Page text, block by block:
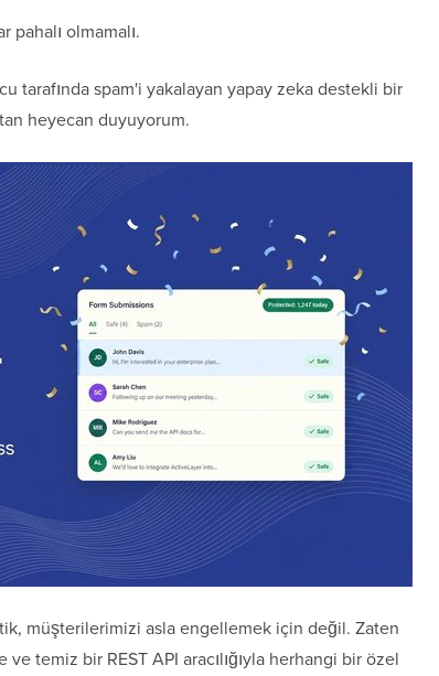
pahalı olmamalı.
tarafında spam'i yakalayan yapay zeka destekli bir
heyecan duyuyorum.
müşterilerimizi asla engellemek için değil. Zaten
temiz bir REST API aracılığıyla herhangi bir özel